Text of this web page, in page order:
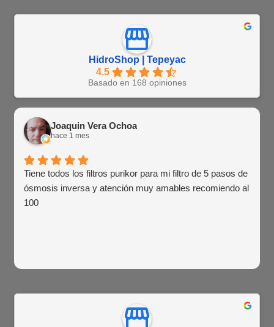
HidroShop | Tepeyac
4.5
Basado en 168 opiniones
Joaquin Vera Ochoa
hace 1 mes
Tiene todos los filtros purikor para mi filtro de 5 pasos de
ósmosis inversa y atención muy amables recomiendo al
100